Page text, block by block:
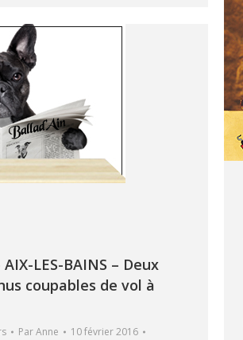
LES-BAINS – Deux
coupables de vol à
ParAnne
10 février 2016